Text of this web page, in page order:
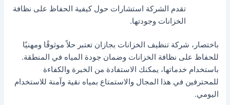
تقدم الشركة استشارات حول كيفية الحفاظ على نظافة
الخزانات وجودتها.
باختصار، شركة تنظيف الخزانات بجازان تعتبر حلاً موثوقًا ومهنيًا
للحفاظ على نظافة الخزانات وضمان جودة المياه في المنطقة.
باستخدام خدماتها، يمكنك الاستفادة من الخبرة والكفاءة
للمحترفين في هذا المجال والاستمتاع بمياه نقية وآمنة للاستخدام
اليومي.